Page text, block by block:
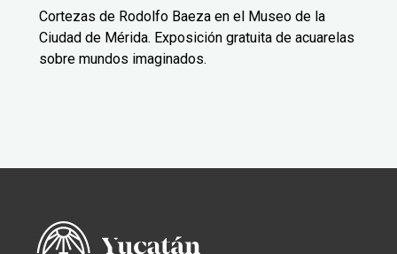
Cortezas de Rodolfo Baeza en el Museo de la
Ciudad de Mérida. Exposición gratuita de acuarelas
sobre mundos imaginados.